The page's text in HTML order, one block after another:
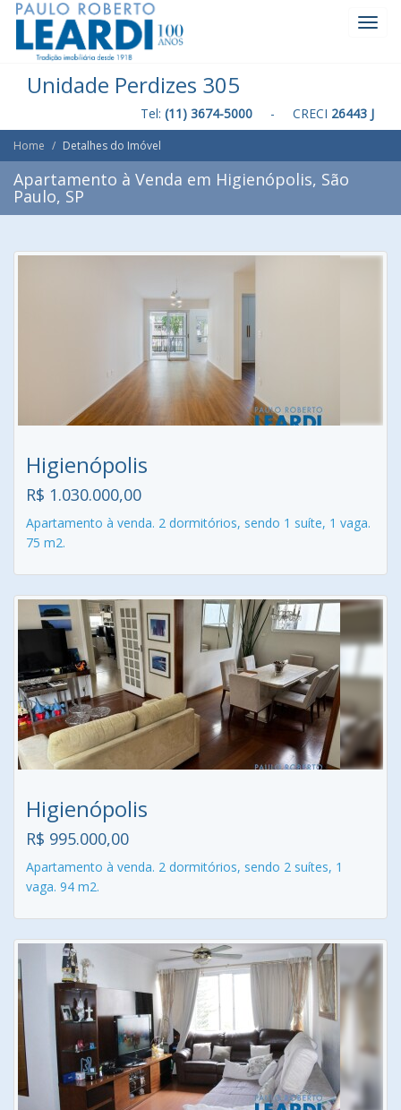
Unidade Perdizes 305
Tel: (11) 3674-5000 - CRECI 26443 J
Home Detalhes do Imóvel
Apartamento à Venda em Higienópolis, São
Paulo, SP
Higienópolis
R$ 1.030.000,00
Apartamento à venda. 2 dormitórios, sendo 1 suíte, 1 vaga.
75 m2.
Higienópolis
R$ 995.000,00
Apartamento à venda. 2 dormitórios, sendo 2 suítes, 1
vaga. 94 m2.